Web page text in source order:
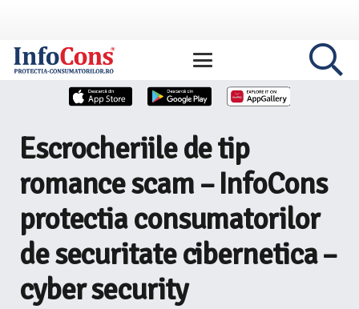
Escrocheriile de tip
romance scam – InfoCons
protectia consumatorilor
de securitate cibernetica –
cyber security